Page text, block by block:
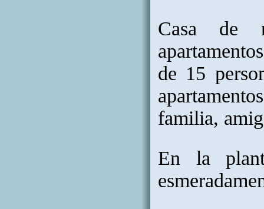
Casa de
de 15
familia,
En la